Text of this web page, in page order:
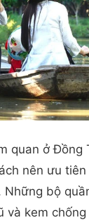
quan ở Đồng
nên ưu
Những bộ
và kem